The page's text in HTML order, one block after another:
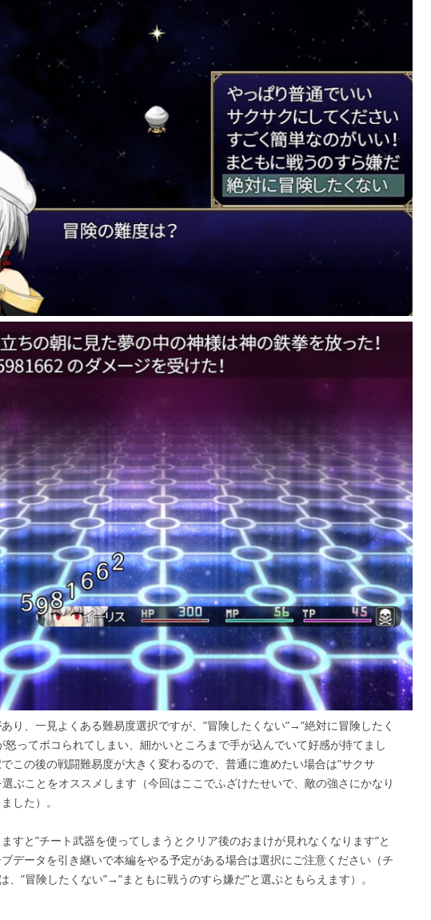
り、一見よくある難易度選択ですが、”冒険したくない”→”絶対に冒険したく
怒ってボコられてしまい、細かいところまで手が込んでいて好感が持てまし
この後の戦闘難易度が大きく変わるので、普通に進めたい場合は”サクサ
選ぶことをオススメします（今回はここでふざけたせいで、敵の強さにかなり
した）。
すと”チート武器を使ってしまうとクリア後のおまけが見れなくなります”と
データを引き継いで本編をやる予定がある場合は選択にご注意ください（チ
、”冒険したくない”→”まともに戦うのすら嫌だ”と選ぶともらえます）。